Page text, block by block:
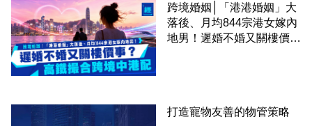
跨境婚姻│「港港婚姻」大
落後、月均844宗港女嫁內
地男！遲婚不婚又關樓價
打造寵物友善的物管策略